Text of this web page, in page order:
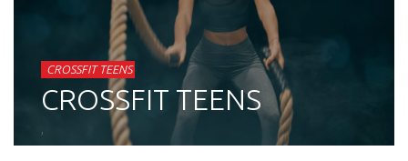
CROSSFIT TEENS
CROSSFIT
CROSSFIT TEENS